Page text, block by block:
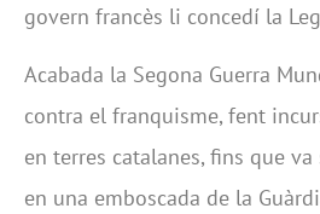
govern francès li concedí la
Acabada la Segona Guerra
contra el franquisme, fent
en terres catalanes, fins que va
en una emboscada de la